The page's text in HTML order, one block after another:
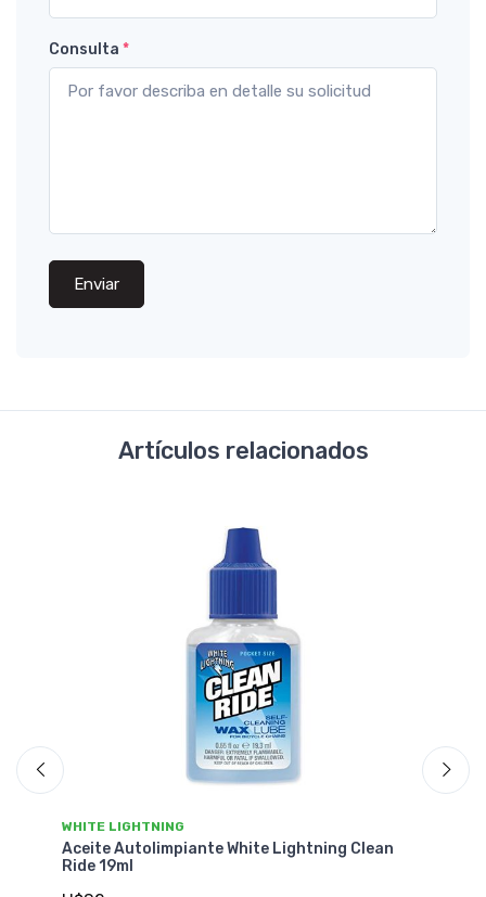
Consulta *
Enviar
Artículos relacionados
Clean
WHITE LIGHTNING
Aceite Autolimpiante White Lightning Clean